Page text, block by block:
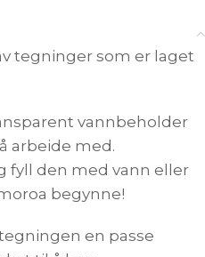
tegninger som er laget
vannbeholder
arbeide med.
fyll den med vann eller
begynne!
en passe